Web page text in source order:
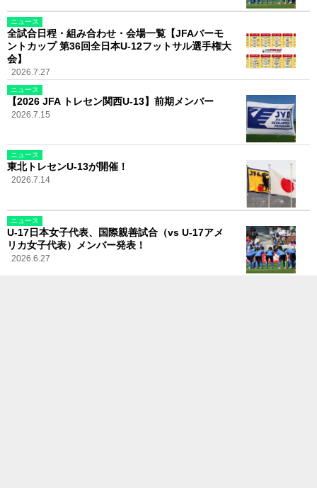
ニュース
全試合日程・組み合わせ・会場一覧【JFAバーモ
ントカップ 第36回全日本U-12フットサル選手権大
会】
2026.7.27
ニュース
【2026 JFA トレセン関西U-13】前期メンバー
2026.7.15
ニュース
東北トレセンU-13が開催！
2026.7.14
ニュース
U-17日本女子代表、国際親善試合（vs U-17アメ
リカ女子代表）メンバー発表！
2026.6.27